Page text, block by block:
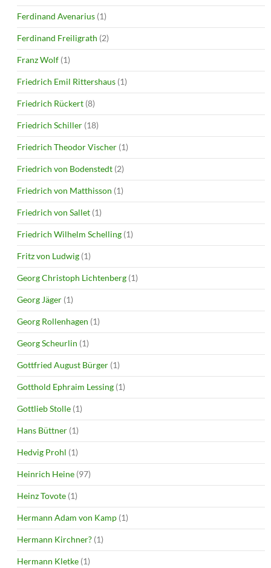
Ferdinand Avenarius (1)
Ferdinand Freiligrath (2)
Franz Wolf (1)
Friedrich Emil Rittershaus (1)
Friedrich Rückert (8)
Friedrich Schiller (18)
Friedrich Theodor Vischer (1)
Friedrich von Bodenstedt (2)
Friedrich von Matthisson (1)
Friedrich von Sallet (1)
Friedrich Wilhelm Schelling (1)
Fritz von Ludwig (1)
Georg Christoph Lichtenberg (1)
Georg Jäger (1)
Georg Rollenhagen (1)
Georg Scheurlin (1)
Gottfried August Bürger (1)
Gotthold Ephraim Lessing (1)
Gottlieb Stolle (1)
Hans Büttner (1)
Hedvig Prohl (1)
Heinrich Heine (97)
Heinz Tovote (1)
Hermann Adam von Kamp (1)
Hermann Kirchner? (1)
Hermann Kletke (1)